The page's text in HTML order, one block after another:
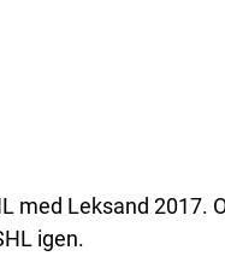
med Leksand 2017.
igen.